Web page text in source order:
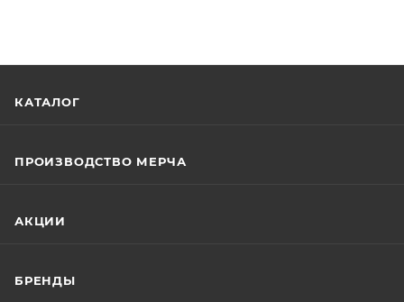
КАТАЛОГ
ПРОИЗВОДСТВО МЕРЧА
АКЦИИ
БРЕНДЫ